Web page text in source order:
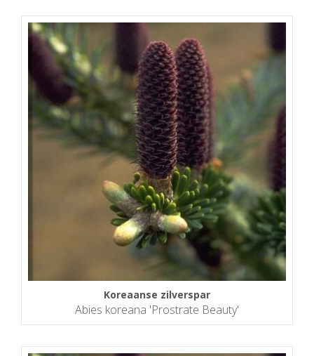
Koreaanse zilverspar
Abies koreana 'Prostrate Beauty'